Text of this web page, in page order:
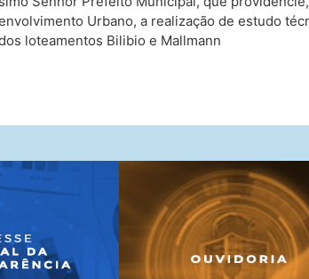
Urbano, a realização de estudo
loteamentos Bilibio e Mallmann